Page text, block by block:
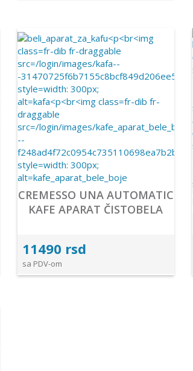
CREMESSO UNA AUTOMATIC
KAFE APARAT ČISTOBELA
11490 rsd
sa PDV-om